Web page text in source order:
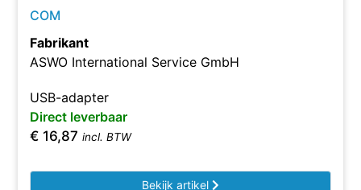
COM
Fabrikant
ASWO International Service GmbH
USB-adapter
Direct leverbaar
€ 16,87 incl. BTW
Bekijk artikel